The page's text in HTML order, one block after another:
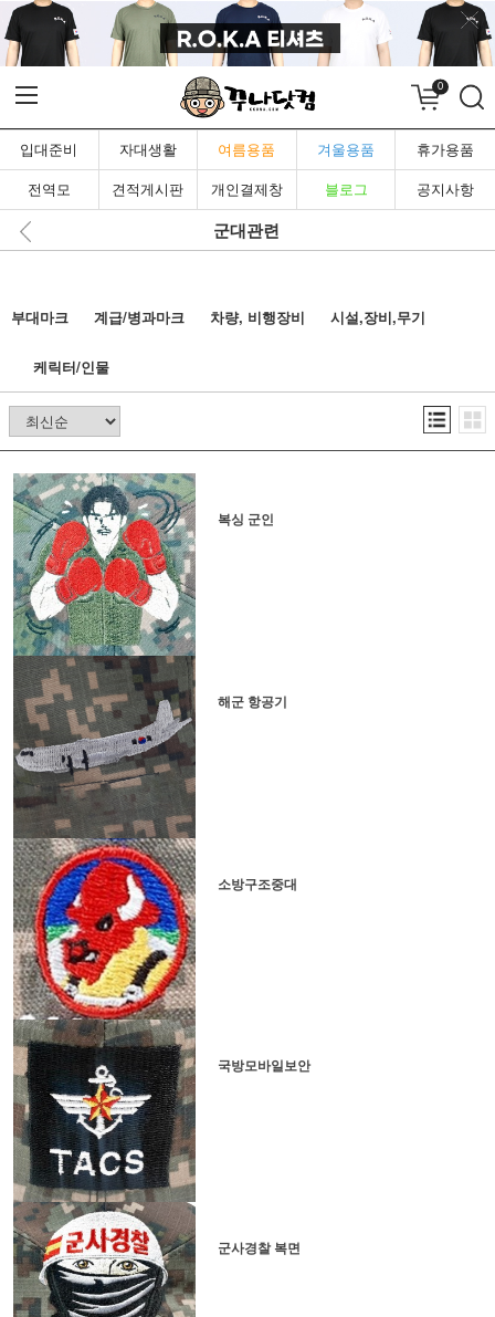
0
입대준비 자대생활 여름용품 겨울용품 휴가용품
전역모 견적게시판 개인결제창 블로그 공지사항
군대관련
부대마크 계급/병과마크 차량, 비행장비 시설,장비,무기
케릭터/인물
복싱 군인
해군 항공기
소방구조중대
국방모바일보안
군사경찰 복면